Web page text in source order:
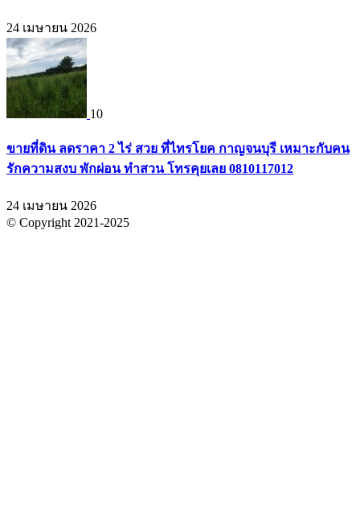
24 เมษายน 2026
10
ขายที่ดิน ลดราคา 2 ไร่ สวย ที่ไทรโยค กาญจนบุรี เหมาะกับคน
รักความสงบ พักผ่อน ทำสวน โทรคุยเลย 0810117012
24 เมษายน 2026
© Copyright 2021-2025